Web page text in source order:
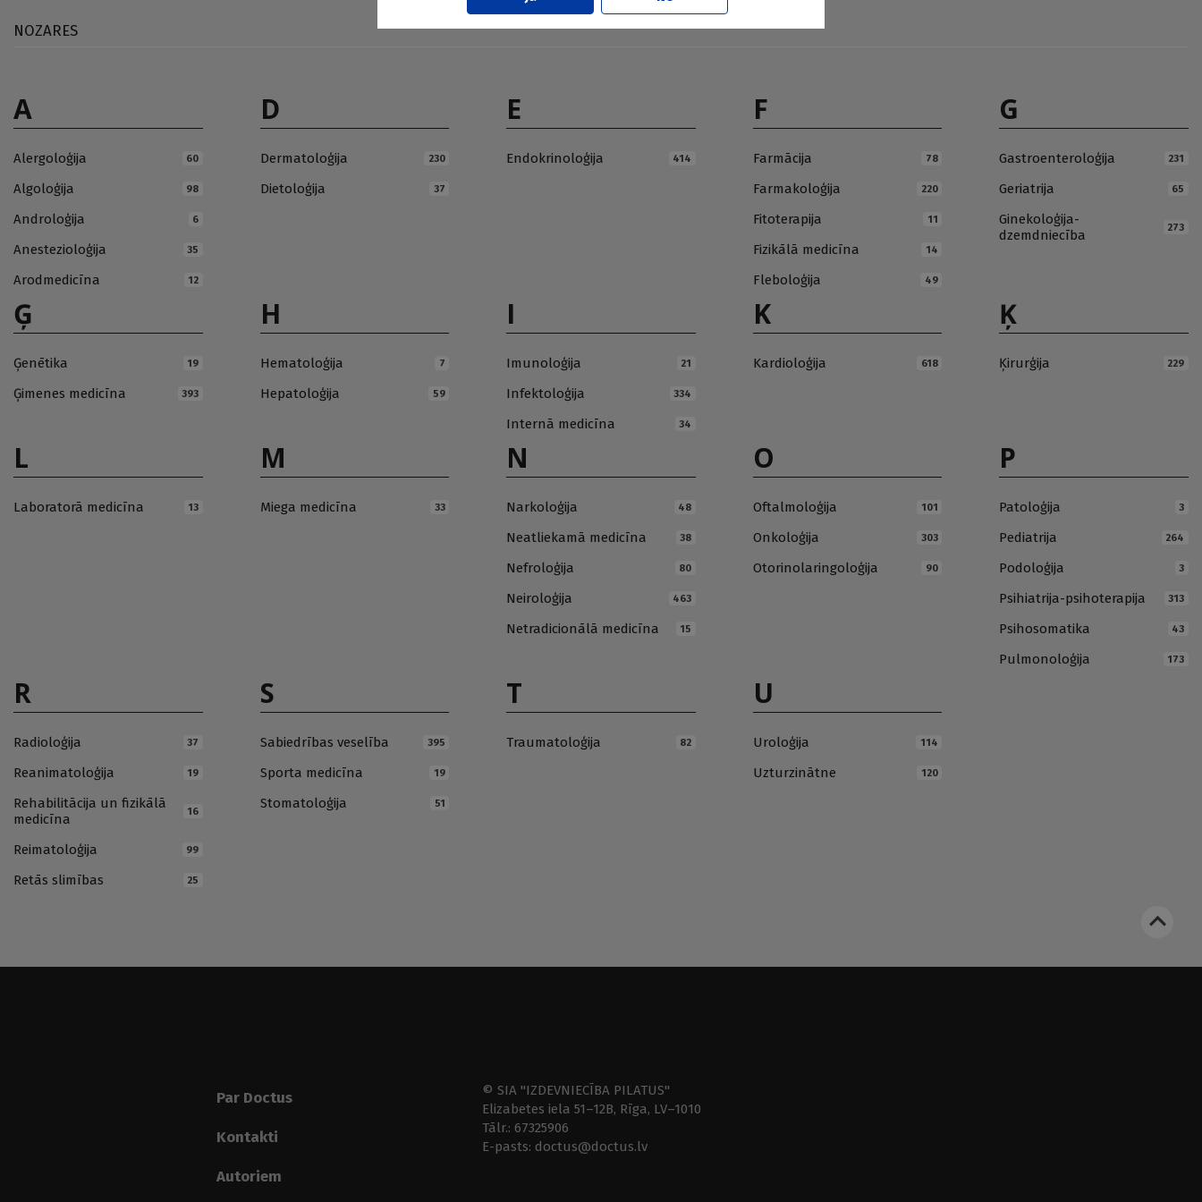
NOZARES
A
Alergoloģija 60
Algoloģija 98
Androloģija 6
Anestezioloģija 35
Arodmedicīna 12
D
Dermatoloģija 230
Dietoloģija 37
E
Endokrinoloģija 414
F
Farmācija 78
Farmakoloģija 220
Fitoterapija 11
Fizikālā medicīna 14
Fleboloģija 49
G
Gastroenteroloģija 231
Geriatrija 65
Ginekoloģija-
dzemdniecība
273
Ģ
Ģenētika 19
Ģimenes medicīna 393
H
Hematoloģija 7
Hepatoloģija 59
I
Imunoloģija 21
Infektoloģija 334
Internā medicīna 34
K
Kardioloģija 618
Ķ
Ķirurģija 229
L
Laboratorā medicīna 13
M
Miega medicīna 33
N
Narkoloģija 48
Neatliekamā medicīna 38
Nefroloģija 80
Neiroloģija 463
Netradicionālā medicīna 15
O
Oftalmoloģija 101
Onkoloģija 303
Otorinolaringoloģija 90
P
Patoloģija 3
Pediatrija 264
Podoloģija 3
Psihiatrija-psihoterapija 313
Psihosomatika 43
Pulmonoloģija 173
R
Radioloģija 37
Reanimatoloģija 19
Rehabilitācija un fizikālā
medicīna
16
Reimatoloģija 99
Retās slimības 25
S
Sabiedrības veselība 395
Sporta medicīna 19
Stomatoloģija 51
T
Traumatoloģija 82
U
Uroloģija 114
Uzturzinātne 120
Par Doctus
Kontakti
Autoriem
© SIA "IZDEVNIECĪBA PILATUS"
Elizabetes iela 51–12B, Rīga, LV–1010
Tālr.: 67325906
E-pasts: doctus@doctus.lv